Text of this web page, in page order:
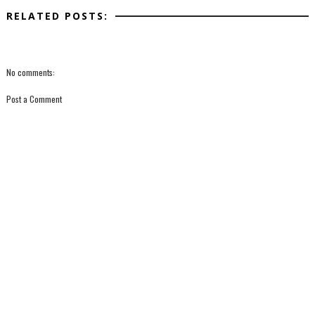
RELATED POSTS:
No comments:
Post a Comment